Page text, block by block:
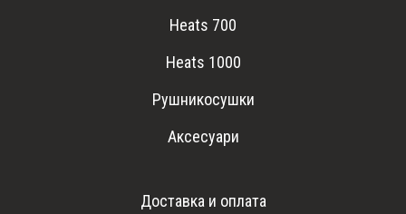
Heats 700
Heats 1000
Рушникосушки
Аксесуари
Доставка и оплата